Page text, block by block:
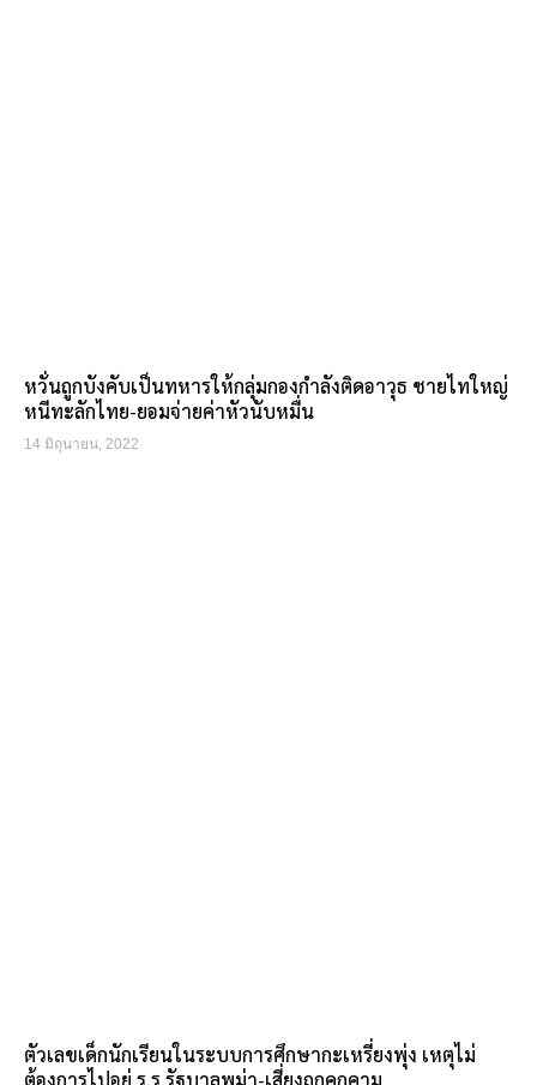
หวั่นถูกบังคับเป็นทหารให้กลุ่มกองกำลังติดอาวุธ ชายไทใหญ่
หนีทะลักไทย-ยอมจ่ายค่าหัวนับหมื่น
14 มิถุนายน, 2022
ตัวเลขเด็กนักเรียนในระบบการศึกษากะเหรี่ยงพุ่ง เหตุไม่
ต้องการไปอยู่ ร.ร.รัฐบาลพม่า-เสี่ยงถูกคุกคาม